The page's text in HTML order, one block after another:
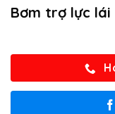
Bơm trợ lực